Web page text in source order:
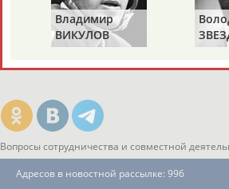
ТАБЛО АКТИВНОСТИ
Вопросы сотрудничества и совместной
Адресов в новостной рассылке: 996
Владимир
ВИКУЛОВ